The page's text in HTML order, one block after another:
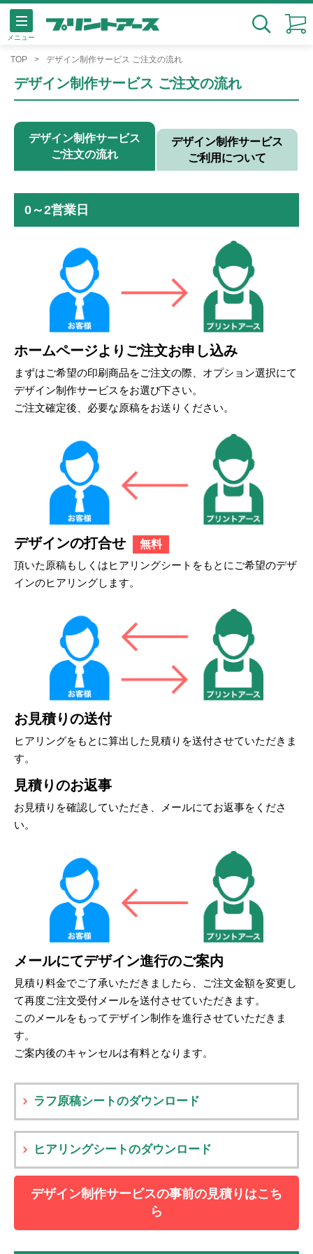
メニュー
TOP デザイン制作サービス ご注文の流れ
デザイン制作サービス ご注文の流れ
デザイン制作サービス
ご注文の流れ
デザイン制作サービス
ご利用について
0～2営業日
ホームページよりご注文お申し込み
まずはご希望の印刷商品をご注文の際、オプション選択にて
デザイン制作サービスをお選び下さい。
ご注文確定後、必要な原稿をお送りください。
デザインの打合せ
無料
頂いた原稿もしくはヒアリングシートをもとにご希望のデザ
インのヒアリングします。
お見積りの送付
ヒアリングをもとに算出した見積りを送付させていただきま
す。
見積りのお返事
お見積りを確認していただき、メールにてお返事をくださ
い。
メールにてデザイン進行のご案内
見積り料金でご了承いただきましたら、ご注文金額を変更し
て再度ご注文受付メールを送付させていただきます。
このメールをもってデザイン制作を進行させていただきま
す。
ご案内後のキャンセルは有料となります。
ラフ原稿シートのダウンロード
ヒアリングシートのダウンロード
デザイン制作サービスの事前の見積りはこち
ら